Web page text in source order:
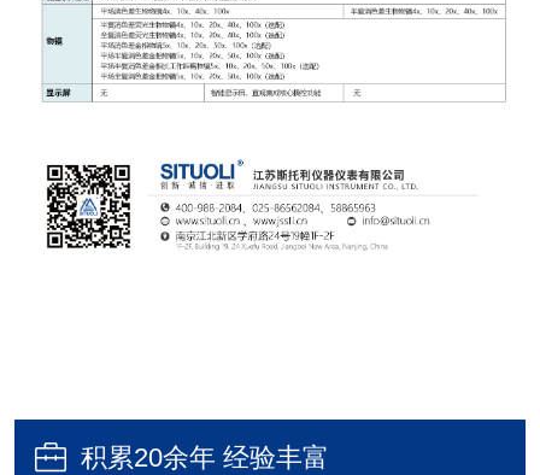
 积累20余年 经验丰富